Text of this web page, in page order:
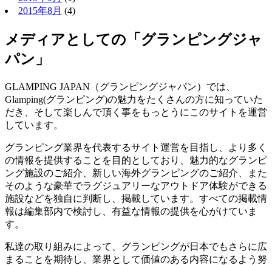
2015年8月 (4)
メディアとしての「グランピングジャ
パン」
GLAMPING JAPAN（グランピングジャパン）では、
Glamping(グランピング)の魅力をたくさんの方に知っていた
だき、そして楽しんで頂く事をもっとうにこのサイトを運営
しています。
グランピング業界を代表するサイト運営を目指し、より多く
の情報を提供することを目的としており、魅力的なグランピ
ング施設のご紹介、新しい海外グランピングのご紹介、また
そのような豪華でラグジュアリーなアウトドア体験ができる
施設などを独自に判断し、掲載しています。すべての掲載情
報は編集部内で検討し、有益な情報の提供を心がけていま
す。
私達の取り組みによって、グランピングが日本でもさらに広
まることを期待し、業界として価値のある内容になるよう努